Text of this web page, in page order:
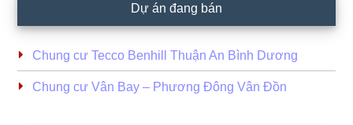
Dự án đang bán
Chung cư Tecco Benhill Thuận An Bình Dương
Chung cư Vân Bay – Phương Đông Vân Đồn